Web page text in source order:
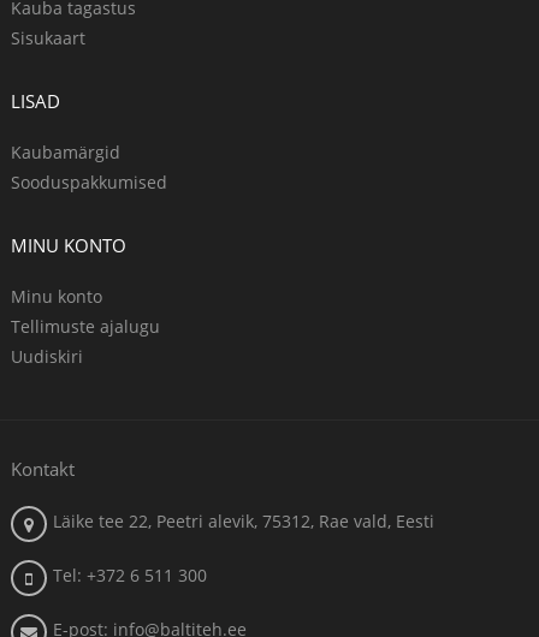
Kauba tagastus
Sisukaart
LISAD
Kaubamärgid
Sooduspakkumised
MINU KONTO
Minu konto
Tellimuste ajalugu
Uudiskiri
Kontakt
Läike tee 22, Peetri alevik, 75312, Rae vald, Eesti
Tel: +372 6 511 300
E-post: info@baltiteh.ee